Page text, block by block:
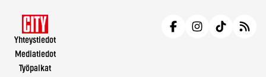
Yhteystiedot
Mediatiedot
Työpaikat